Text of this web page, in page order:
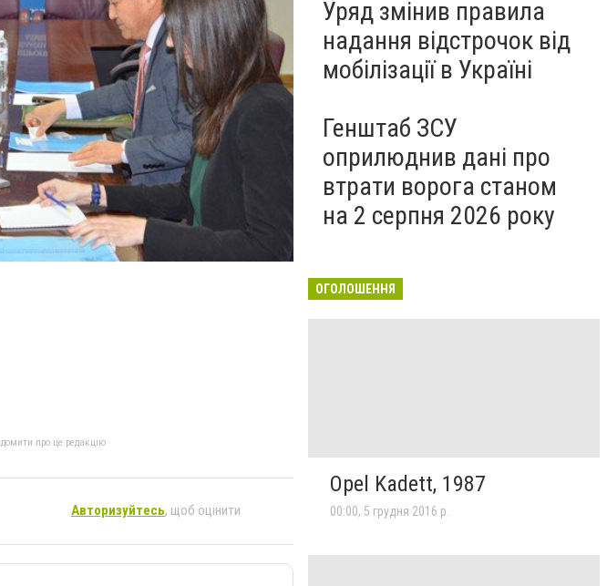
про це редакцію
Авторизуйтесь, щоб оцінити
Уряд змінив правила
надання відстрочок від
мобілізації в Україні
Генштаб ЗСУ
оприлюднив дані про
втрати ворога станом
на 2 серпня 2026 року
ОГОЛОШЕННЯ
Opel Kadett, 1987
00:00, 5 грудня 2016 р.